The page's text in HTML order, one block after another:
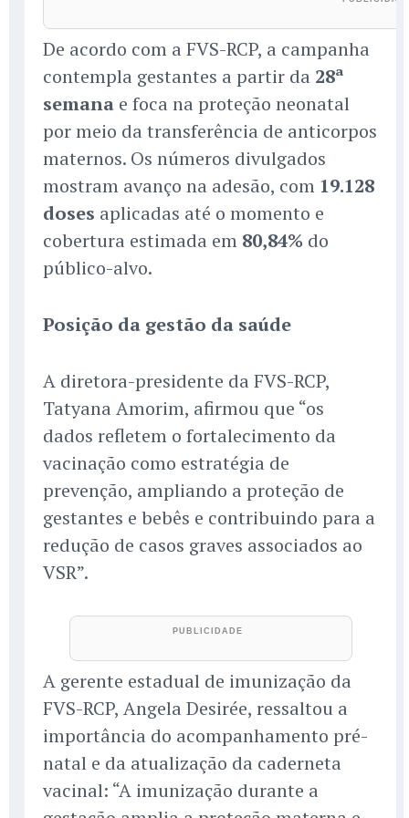
De acordo com a FVS-RCP, a campanha
contempla gestantes a partir da 28ª
semana e foca na proteção neonatal
por meio da transferência de anticorpos
maternos. Os números divulgados
mostram avanço na adesão, com 19.128
doses aplicadas até o momento e
cobertura estimada em 80,84% do
público-alvo.
Posição da gestão da saúde
A diretora-presidente da FVS-RCP,
Tatyana Amorim, afirmou que “os
dados refletem o fortalecimento da
vacinação como estratégia de
prevenção, ampliando a proteção de
gestantes e bebês e contribuindo para a
redução de casos graves associados ao
VSR”.
A gerente estadual de imunização da
FVS-RCP, Angela Desirée, ressaltou a
importância do acompanhamento pré-
natal e da atualização da caderneta
vacinal: “A imunização durante a